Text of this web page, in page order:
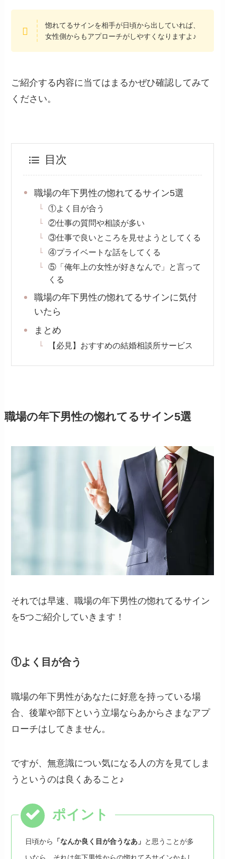
惚れてるサインを相手が日頃から出していれば、
女性側からもアプローチがしやすくなりますよ♪
ご紹介する内容に当てはまるかぜひ確認してみて
ください。
目次
職場の年下男性の惚れてるサイン5選
①よく目が合う
②仕事の質問や相談が多い
③仕事で良いところを見せようとしてくる
④プライベートな話をしてくる
⑤「俺年上の女性が好きなんで」と言って
くる
職場の年下男性の惚れてるサインに気付
いたら
まとめ
【必見】おすすめの結婚相談所サービス
職場の年下男性の惚れてるサイン5選
それでは早速、職場の年下男性の惚れてるサイン
を5つご紹介していきます！
①よく目が合う
職場の年下男性があなたに好意を持っている場
合、後輩や部下という立場ならあからさまなアプ
ローチはしてきません。
ですが、無意識につい気になる人の方を見てしま
うというのは良くあること♪
日頃から 「なんか良く目が合うなあ」 と思うことが多